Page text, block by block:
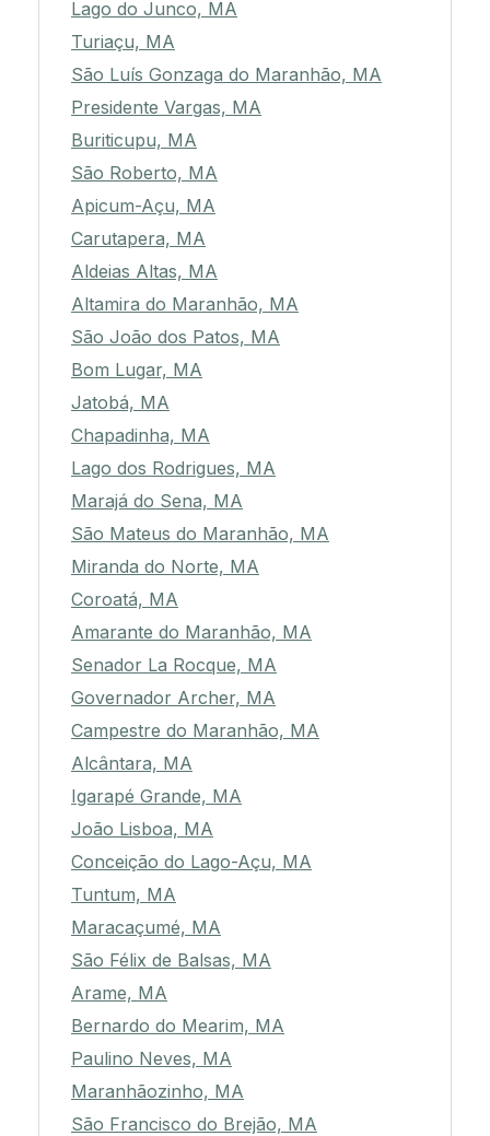
Lago do Junco, MA
Turiaçu, MA
São Luís Gonzaga do Maranhão, MA
Presidente Vargas, MA
Buriticupu, MA
São Roberto, MA
Apicum-Açu, MA
Carutapera, MA
Aldeias Altas, MA
Altamira do Maranhão, MA
São João dos Patos, MA
Bom Lugar, MA
Jatobá, MA
Chapadinha, MA
Lago dos Rodrigues, MA
Marajá do Sena, MA
São Mateus do Maranhão, MA
Miranda do Norte, MA
Coroatá, MA
Amarante do Maranhão, MA
Senador La Rocque, MA
Governador Archer, MA
Campestre do Maranhão, MA
Alcântara, MA
Igarapé Grande, MA
João Lisboa, MA
Conceição do Lago-Açu, MA
Tuntum, MA
Maracaçumé, MA
São Félix de Balsas, MA
Arame, MA
Bernardo do Mearim, MA
Paulino Neves, MA
Maranhãozinho, MA
São Francisco do Brejão, MA